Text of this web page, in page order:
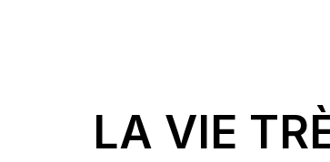
LA VIE